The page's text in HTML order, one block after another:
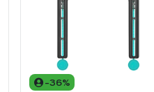
-36%